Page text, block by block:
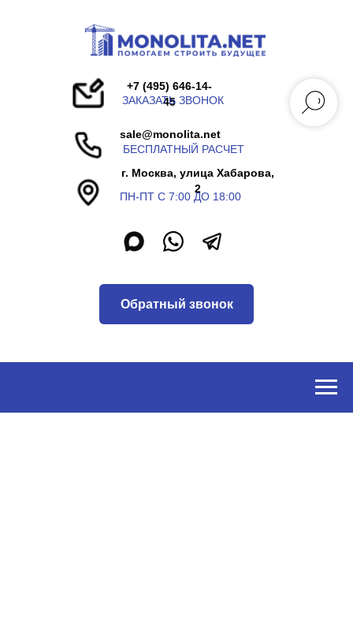
г. Москва, улица Хабарова,
ПН-ПТ С 7:00 ДО 18:00
45
ЗАКАЗАТЬ ЗВОНОК
БЕСПЛАТНЫЙ РАСЧЕТ